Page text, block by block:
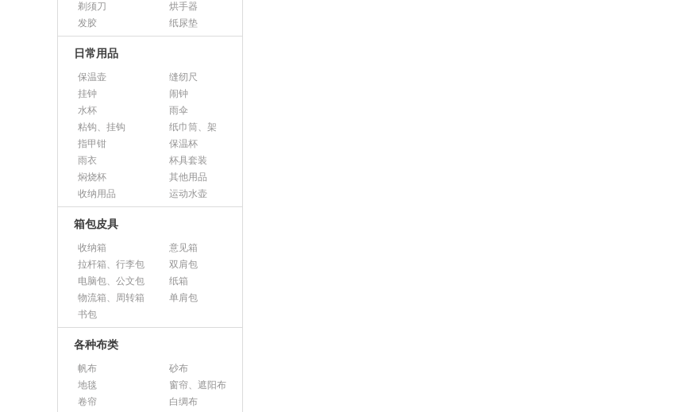
剃须刀
烘手器
发胶
纸尿垫
日常用品
保温壶
缝纫尺
挂钟
闹钟
水杯
雨伞
粘钩、挂钩
纸巾筒、架
指甲钳
保温杯
雨衣
杯具套装
焖烧杯
其他用品
收纳用品
运动水壶
箱包皮具
收纳箱
意见箱
拉杆箱、行李包
双肩包
电脑包、公文包
纸箱
物流箱、周转箱
单肩包
书包
各种布类
帆布
砂布
地毯
窗帘、遮阳布
卷帘
白绸布